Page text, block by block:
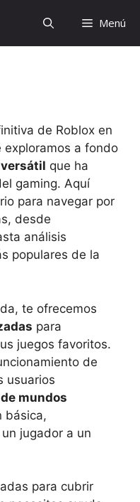
Menú
de Roblox en
exploramos a fondo
que ha
gaming. Aquí
para navegar por
desde
análisis
populares de la
te ofrecemos
para
juegos favoritos.
de
usuarios
mundos
básica,
jugador a un
para cubrir